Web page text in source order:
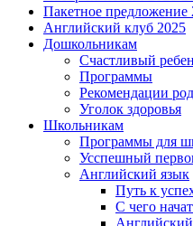
Пакетное предложение
Английский клуб 2025
Дошкольникам
Счастливый
Программы
Рекомендации
Уголок здоровья
Школьникам
Программы для
Усспешный
Английский язык
Путь к
С чего